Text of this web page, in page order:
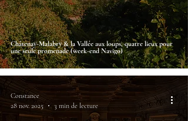
Châtenay-Malabry & la Vallée aux loups, quatre lieux pour
une seule promenade (week-end Navigo)
Constance
28 nov. 2025
3 min de lecture